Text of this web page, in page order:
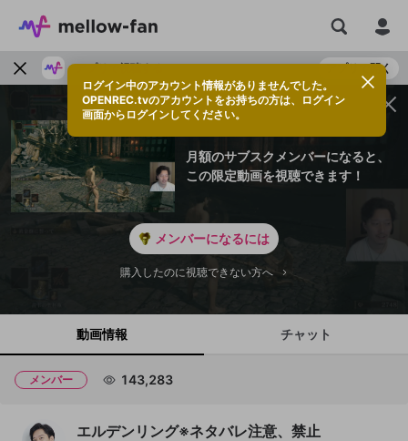
アプリで視聴する アプリで開く
月額のサブスクメンバーになると、
この限定動画を視聴できます！
メンバーになるには
購入したのに視聴できない方へ
動画情報 チャット
メンバー 143,283
エルデンリング※ネタバレ注意、禁止
ログイン中のアカウント情報がありませんでした。
OPENREC.tvのアカウントをお持ちの方は、ログイン
画面からログインしてください。